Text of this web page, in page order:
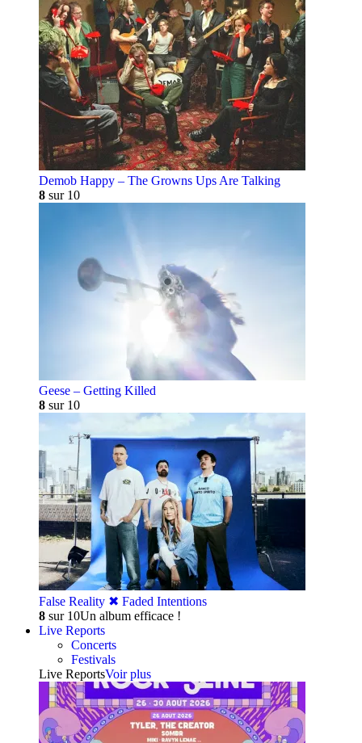
Demob Happy – The Growns Ups Are Talking
8 sur 10
Geese – Getting Killed
8 sur 10
False Reality ✖︎ Faded Intentions
8 sur 10Un album efficace !
Live Reports
Concerts
Festivals
Live ReportsVoir plus